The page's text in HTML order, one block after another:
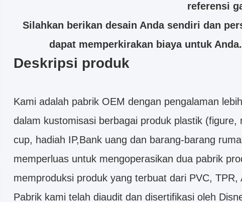
referensi
Silahkan berikan desain Anda sendiri dan
dapat memperkirakan biaya untuk
Deskripsi produk
Kami adalah pabrik OEM dengan pengalaman
dalam kustomisasi berbagai produk plastik
cup, hadiah IP,Bank uang dan barang-barang
memperluas untuk mengoperasikan dua pabrik
memproduksi produk yang terbuat dari PVC, TPR,
Pabrik kami telah diaudit dan disertifikasi oleh